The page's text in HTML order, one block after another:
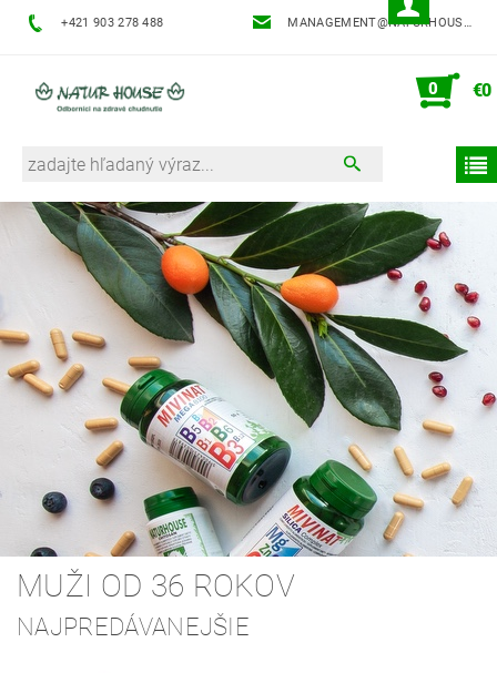
+421 903 278 488 MANAGEMENT@NATURHOUSE.SK
0 €0
MUŽI OD 36 ROKOV
NAJPREDÁVANEJŠIE